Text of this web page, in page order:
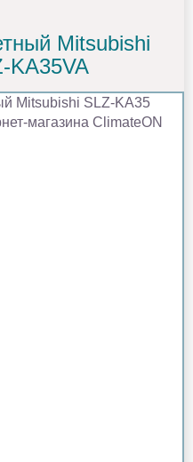
Mitsubishi
KA35VA